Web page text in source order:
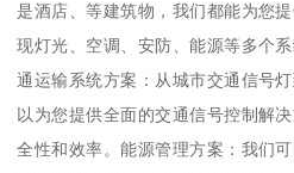
是酒店、等建筑物，我们都能为您
现灯光、空调、安防、能源等多个
通运输系统方案：从城市交通信号
以为您提供全面的交通信号控制解
全性和效率。能源管理方案：我们